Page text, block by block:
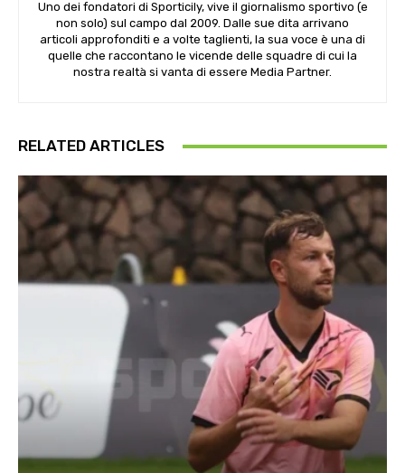
Uno dei fondatori di Sporticily, vive il giornalismo sportivo (e
non solo) sul campo dal 2009. Dalle sue dita arrivano
articoli approfonditi e a volte taglienti, la sua voce è una di
quelle che raccontano le vicende delle squadre di cui la
nostra realtà si vanta di essere Media Partner.
RELATED ARTICLES